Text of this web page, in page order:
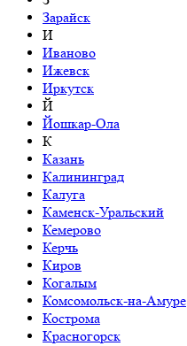
Зарайск
И
Иваново
Ижевск
Иркутск
Й
Йошкар-Ола
К
Казань
Калининград
Калуга
Каменск-Уральский
Кемерово
Керчь
Киров
Когалым
Комсомольск-на-Амуре
Кострома
Красногорск